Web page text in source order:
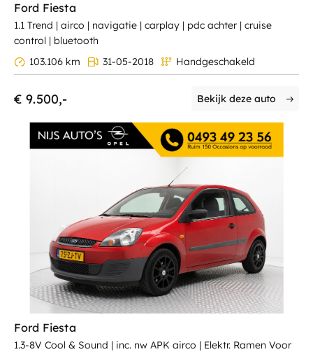
Ford Fiesta
1.1 Trend | airco | navigatie | carplay | pdc achter | cruise
control | bluetooth
103.106 km
31-05-2018 Handgeschakeld
€ 9.500,- Bekijk deze auto
Ford Fiesta
1.3-8V Cool & Sound | inc. nw APK airco | Elektr. Ramen Voor